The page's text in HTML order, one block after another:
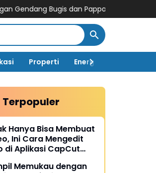
dan Pappaseng Raja Wajo, Sigit
Properti Energi
Terpopuler
Hanya Bisa Membuat
Ini Cara Mengedit
di Aplikasi CapCut
Memukau dengan